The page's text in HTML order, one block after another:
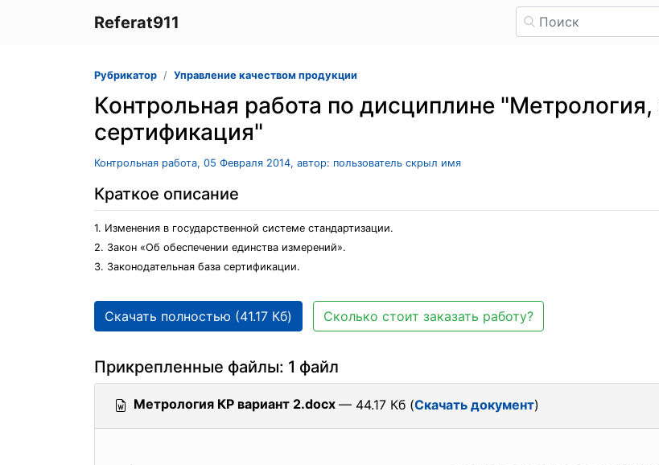
Referat911
Рубрикатор Управление качеством продукции
Контрольная работа по дисциплине "Метрология,
сертификация"
Контрольная работа, 05 Февраля 2014, автор: пользователь скрыл имя
Краткое описание
1. Изменения в государственной системе стандартизации.
2. Закон «Об обеспечении единства измерений».
3. Законодательная база сертификации.
Скачать полностью (41.17 Кб) Сколько стоит заказать работу?
Прикрепленные файлы: 1 файл
Метрология КР вариант 2.docx — 44.17 Кб (Скачать документ)